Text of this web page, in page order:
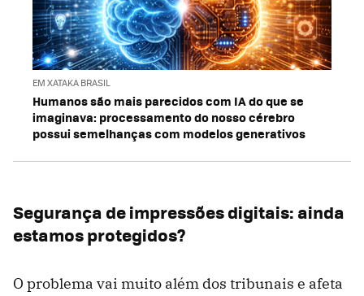
EM XATAKA BRASIL
Humanos são mais parecidos com IA do que se
imaginava: processamento do nosso cérebro
possui semelhanças com modelos generativos
Segurança de impressões digitais: ainda
estamos protegidos?
O problema vai muito além dos tribunais e afeta